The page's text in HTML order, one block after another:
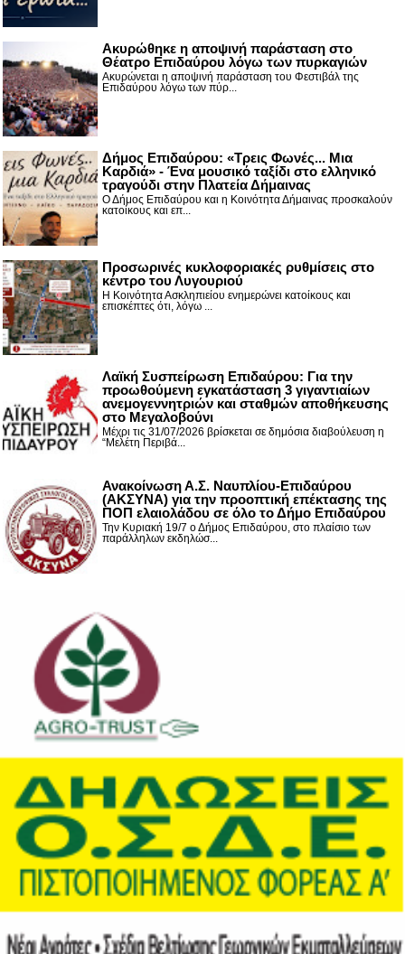
Ακυρώθηκε η αποψινή παράσταση στο
Θέατρο Επιδαύρου λόγω των πυρκαγιών
Ακυρώνεται η αποψινή παράσταση του Φεστιβάλ της
Επιδαύρου λόγω των πύρ...
Δήμος Επιδαύρου: «Τρεις Φωνές... Μια
Καρδιά» - Ένα μουσικό ταξίδι στο ελληνικό
τραγούδι στην Πλατεία Δήμαινας
Ο Δήμος Επιδαύρου και η Κοινότητα Δήμαινας προσκαλούν
κατοίκους και επ...
Προσωρινές κυκλοφοριακές ρυθμίσεις στο
κέντρο του Λυγουριού
Η Κοινότητα Ασκληπιείου ενημερώνει κατοίκους και
επισκέπτες ότι, λόγω ...
Λαϊκή Συσπείρωση Επιδαύρου: Για την
προωθούμενη εγκατάσταση 3 γιγαντιαίων
ανεμογεννητριών και σταθμών αποθήκευσης
στο Μεγαλοβούνι
Μέχρι τις 31/07/2026 βρίσκεται σε δημόσια διαβούλευση η
“Μελέτη Περιβά...
Ανακοίνωση Α.Σ. Ναυπλίου-Επιδαύρου
(ΑΚΣΥΝΑ) για την προοπτική επέκτασης της
ΠΟΠ ελαιολάδου σε όλο το Δήμο Επιδαύρου
Την Κυριακή 19/7 ο Δήμος Επιδαύρου, στο πλαίσιο των
παράλληλων εκδηλώσ...